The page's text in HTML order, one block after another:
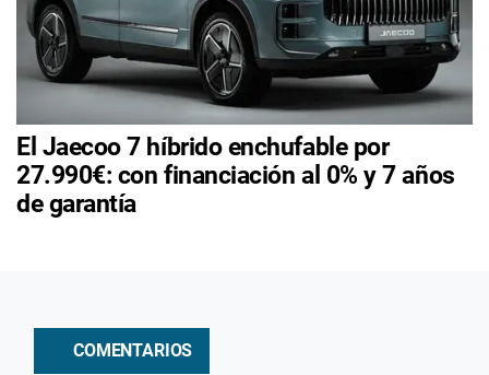
El Jaecoo 7 híbrido enchufable por
27.990€: con financiación al 0% y 7 años
de garantía
COMENTARIOS